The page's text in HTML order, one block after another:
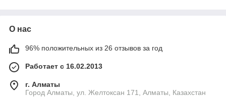
О нас
96% положительных из 26 отзывов за год
Работает с 16.02.2013
г. Алматы
Город Алматы, ул. Желтоксан 171, Алматы, Казахстан